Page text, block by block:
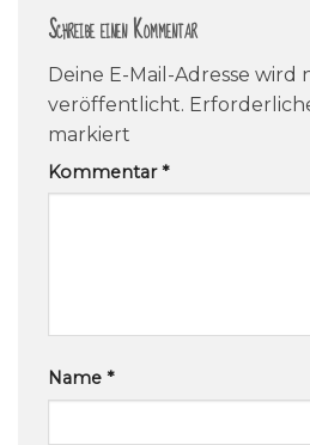
Schreibe einen Kommentar
Deine E-Mail-Adresse wird
veröffentlicht.
markiert
Kommentar*
Name *